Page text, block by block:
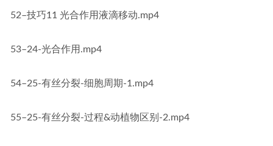
52–技巧11 光合作用液滴移动.mp4
53–24-光合作用.mp4
54–25-有丝分裂-细胞周期-1.mp4
55–25-有丝分裂-过程&动植物区别-2.mp4